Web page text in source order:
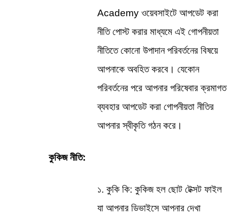
Academy ওয়েবসাইটে আপডেট করা
নীতি পোস্ট করার মাধ্যমে এই গোপনীয়তা
নীতিতে কোনো উপাদান পরিবর্তনের বিষয়ে
আপনাকে অবহিত করবে। যেকোন
পরিবর্তনের পরে আপনার পরিষেবার ক্রমাগত
ব্যবহার আপডেট করা গোপনীয়তা নীতির
আপনার স্বীকৃতি গঠন করে।
কুকিজ নীতি:
১. কুকি কি: কুকিজ হল ছোট টেক্সট ফাইল
যা আপনার ডিভাইসে আপনার দেখা